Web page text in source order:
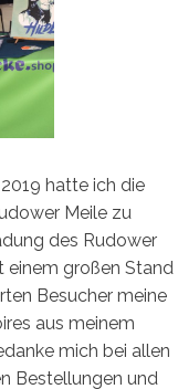
hatte ich die
Meile zu
des Rudower
einem großen Stand
Besucher meine
aus meinem
mich bei allen
Bestellungen und